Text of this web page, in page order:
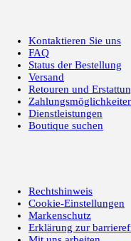
Kontaktieren Sie uns
FAQ
Status der Bestellung
Versand
Retouren und
Dienstleistungen
Boutique suchen
Rechtshinweis
Cookie-Einstellungen
Markenschutz
Erklärung zur